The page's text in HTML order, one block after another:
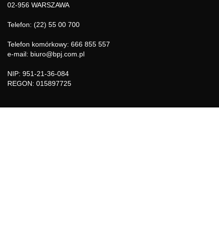
02-956 WARSZAWA
Telefon: (22) 55 00 700
Telefon komórkowy: 666 855 557
e-mail: biuro@bpj.com.pl
NIP: 951-21-36-084
REGON: 015897725